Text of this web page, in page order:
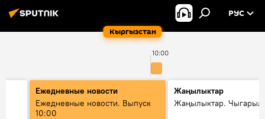
Кыргызстан
РУС
10:00
Ежедневные новости
Ежедневные новости. Выпуск
10:00
Жаңылыктар
Жаңылыктар.